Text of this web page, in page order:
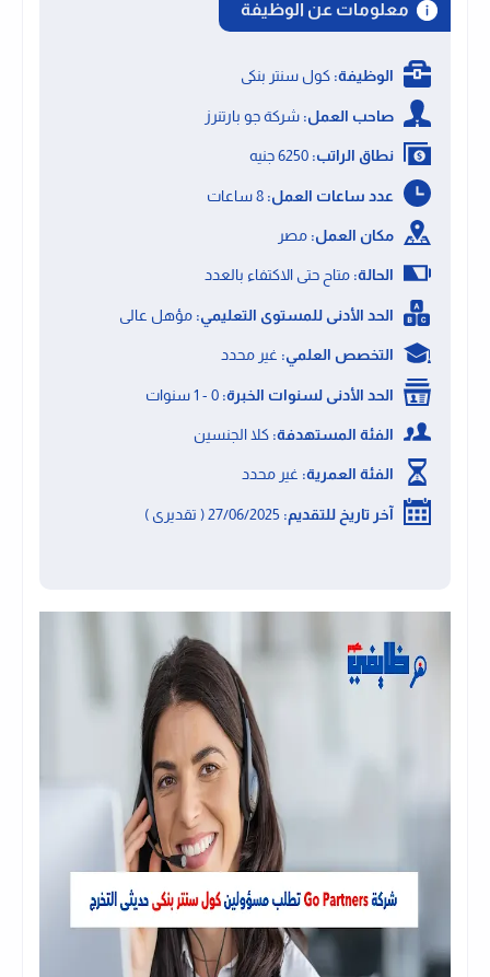
معلومات عن الوظيفة
الوظيفة: كول سنتر بنكى
صاحب العمل: شركة جو بارتنرز
نطاق الراتب:
عدد ساعات العمل:
مكان العمل: مصر
الحالة: متاح حتى الاكتفاء بالعدد
الحد الأدنى للمستوى التعليمي: مؤهل عالى
التخصص العلمي: غير محدد
الحد الأدنى لسنوات الخبرة:
الفئة المستهدفة: كلا الجنسين
الفئة العمرية: غير محدد
آخر تاريخ للتقديم: